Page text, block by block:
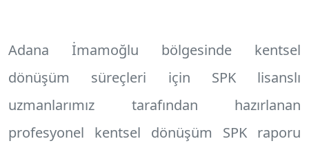
Adana İmamoğlu bölgesinde kentsel
dönüşüm süreçleri için SPK lisanslı
uzmanlarımız tarafından hazırlanan
profesyonel kentsel dönüşüm SPK raporu